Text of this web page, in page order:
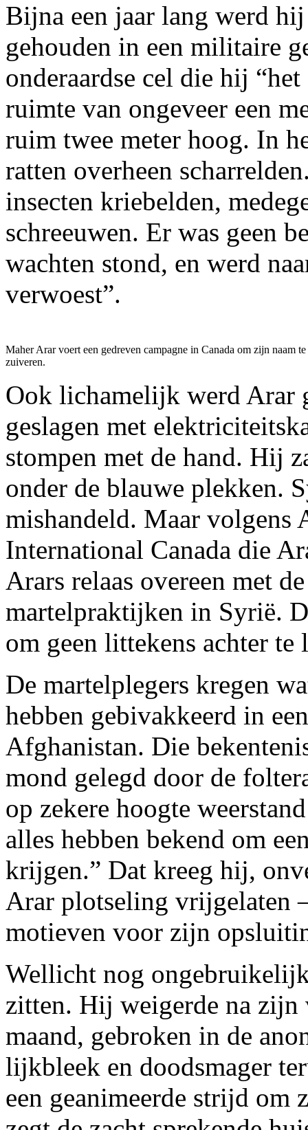
Bijna een jaar lang werd
gehouden in een militaire
onderaardse cel die hij
ruimte van ongeveer een
ruim twee meter hoog. In
ratten overheen
insecten kriebelden,
schreeuwen. Er was geen
wachten stond, en werd
verwoest”.
Maher Arar voert een gedreven campagne in Canada om zijn naam te
zuiveren.
Ook lichamelijk werd Arar
geslagen met
stompen met de hand. Hij
onder de blauwe plekken.
mishandeld. Maar volgens
International Canada die
Arars relaas overeen met
martelpraktijken in Syrië.
om geen littekens achter te
De martelplegers kregen
hebben gebivakkeerd in
Afghanistan. Die
mond gelegd door de
op zekere hoogte
alles hebben bekend om
krijgen.” Dat kreeg hij,
Arar plotseling vrijgelaten
motieven voor zijn
Wellicht nog
zitten. Hij weigerde na zijn
maand, gebroken in de
lijkbleek en doodsmager
een geanimeerde strijd om